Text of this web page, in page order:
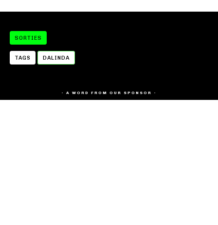
SORTIES
TAGS DALINDA
- A WORD FROM OUR SPONSOR -